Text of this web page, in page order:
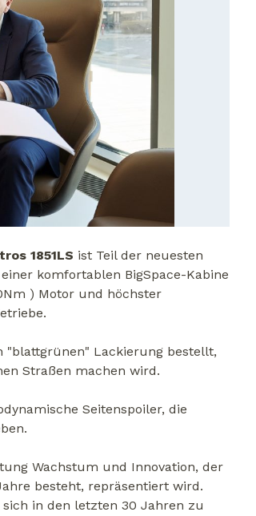
1851LS ist Teil der neuesten
komfortablen BigSpace-Kabine
) Motor und höchster
"blattgrünen" Lackierung bestellt,
Straßen machen wird.
Seitenspoiler, die
Wachstum und Innovation, der
besteht, repräsentiert wird.
in den letzten 30 Jahren zu